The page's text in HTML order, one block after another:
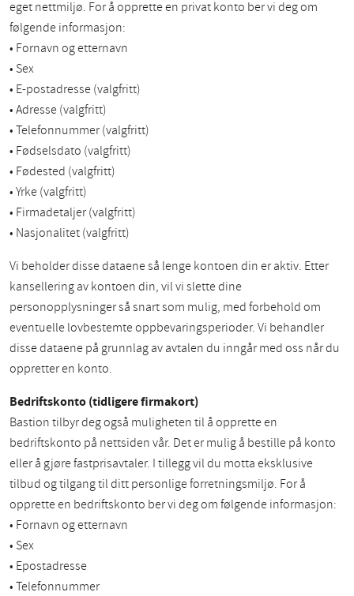
eget nettmiljø. For å opprette en privat konto ber vi deg om
følgende informasjon:
• Fornavn og etternavn
• Sex
• E-postadresse (valgfritt)
• Adresse (valgfritt)
• Telefonnummer (valgfritt)
• Fødselsdato (valgfritt)
• Fødested (valgfritt)
• Yrke (valgfritt)
• Firmadetaljer (valgfritt)
• Nasjonalitet (valgfritt)
Vi beholder disse dataene så lenge kontoen din er aktiv. Etter
kansellering av kontoen din, vil vi slette dine
personopplysninger så snart som mulig, med forbehold om
eventuelle lovbestemte oppbevaringsperioder. Vi behandler
disse dataene på grunnlag av avtalen du inngår med oss når du
oppretter en konto.
Bedriftskonto (tidligere firmakort)
Bastion tilbyr deg også muligheten til å opprette en
bedriftskonto på nettsiden vår. Det er mulig å bestille på konto
eller å gjøre fastprisavtaler. I tillegg vil du motta eksklusive
tilbud og tilgang til ditt personlige forretningsmiljø. For å
opprette en bedriftskonto ber vi deg om følgende informasjon:
• Fornavn og etternavn
• Sex
• Epostadresse
• Telefonnummer